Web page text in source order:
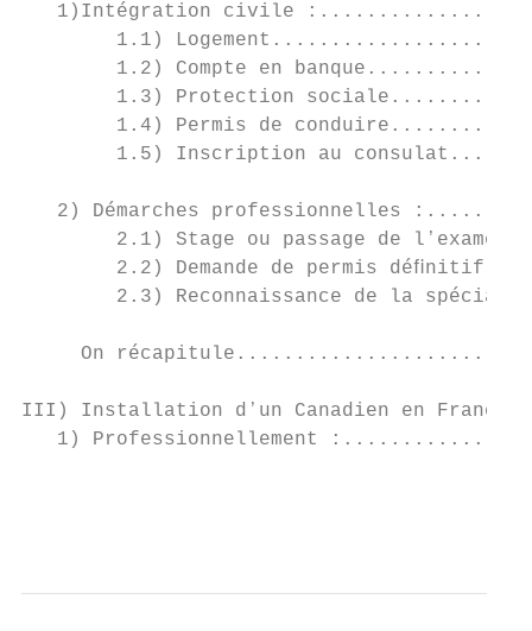
1)Intégration civile
1.1)
1.2) Compte en
1.3) Protection
1.4) Permis de
1.5) Inscription au
2) Démarches professionnelles
2.1) Stage ou passage de
2.2) Demande de permis déﬁnitif à
2.3) Reconnaissance de la
On
III) Installation dʼun Canadien
1) Professionnellement